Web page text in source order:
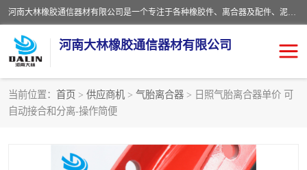
河南大林橡胶通信器材有限公司是一个专注于各种橡胶件、离合器及配件、泥浆泵及配件等产品设计制造和加工的企业。产品应用于矿山、冶金、石油、钢铁、化工、水泥、船舶、造纸、通用机械等各种大功率机械传动或制动装置。
河南大林橡胶通信器材有限公司
当前位置： 首页 > 供应商机 > 气胎离合器 > 日照气胎离合器单价 可
自动接合和分离-操作简便
推盘离合器
VC离合器 矿山离合器